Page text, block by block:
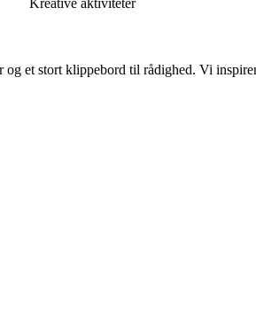
Kreative aktiviteter
et stort klippebord til rådighed. Vi